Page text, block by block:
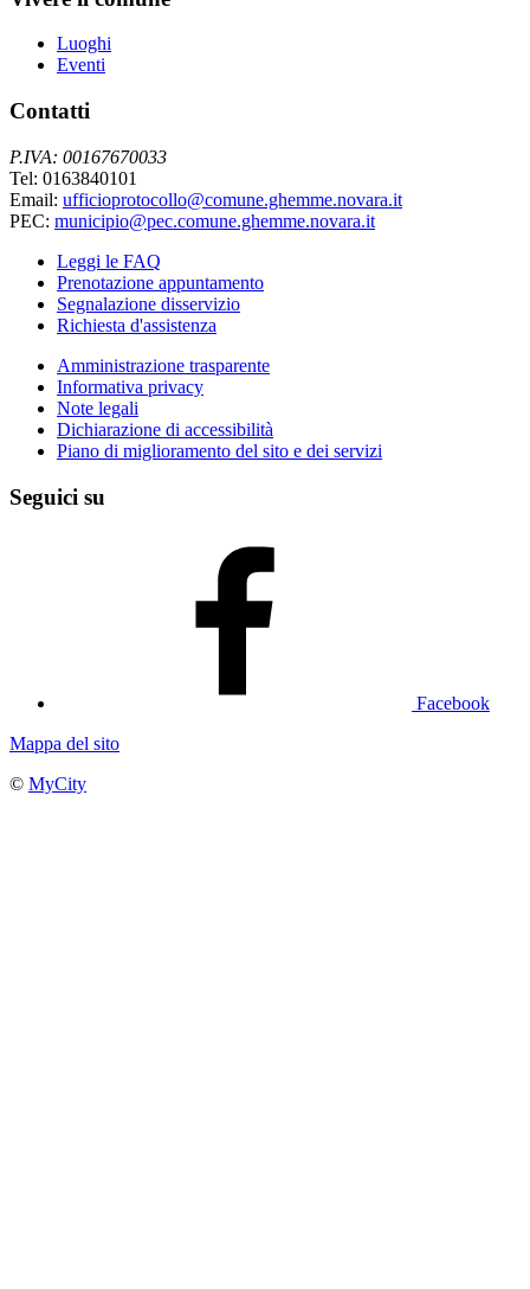
Luoghi
Eventi
Contatti
P.IVA: 00167670033
Tel: 0163840101
Email: ufficioprotocollo@comune.ghemme.novara.it
PEC: municipio@pec.comune.ghemme.novara.it
Leggi le FAQ
Prenotazione appuntamento
Segnalazione disservizio
Richiesta d'assistenza
Amministrazione trasparente
Informativa privacy
Note legali
Dichiarazione di accessibilità
Piano di miglioramento del sito e dei servizi
Seguici su
Facebook
Mappa del sito
© MyCity